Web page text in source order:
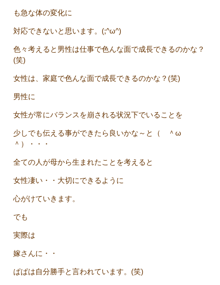
も急な体の変化に
対応できないと思います。(;^ω^)
色々考えると男性は仕事で色んな面で成長できるのかな？
(笑)
女性は、家庭で色んな面で成長できるのかな？(笑)
男性に
女性が常にバランスを崩される状況下でいることを
少しでも伝える事ができたら良いかな～と（ ＾ω
＾）・・・
全ての人が母から生まれたことを考えると
女性凄い・・大切にできるように
心がけていきます。
でも
実際は
嫁さんに・・
ぱぱは自分勝手と言われています。(笑)